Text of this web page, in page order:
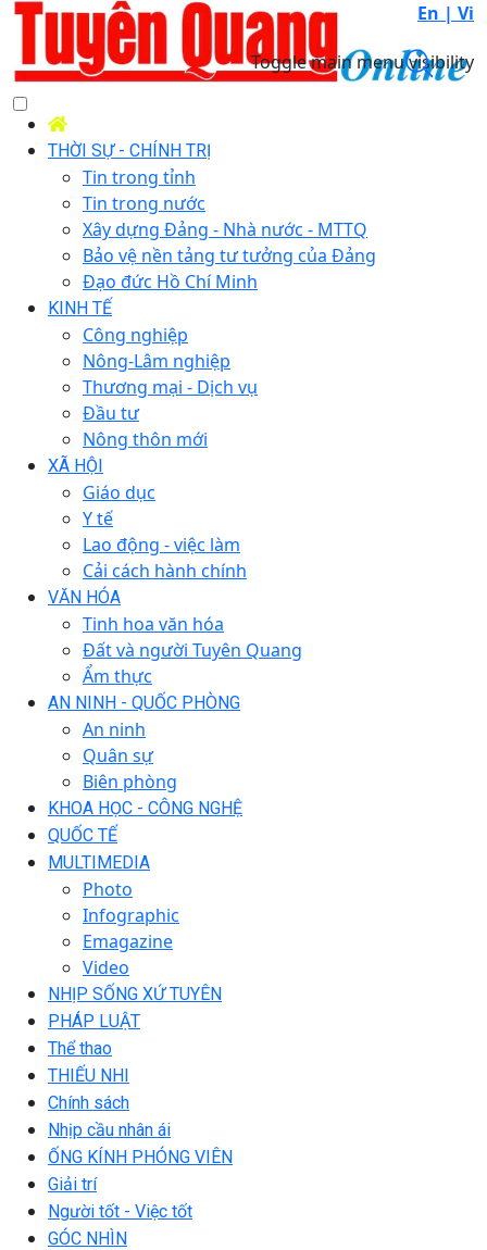
En | Vi
Toggle main menu visibility
THỜI SỰ - CHÍNH TRỊ
Tin trong tỉnh
Tin trong nước
Xây dựng Đảng - Nhà nước - MTTQ
Bảo vệ nền tảng tư tưởng của Đảng
Đạo đức Hồ Chí Minh
KINH TẾ
Công nghiệp
Nông-Lâm nghiệp
Thương mại - Dịch vụ
Đầu tư
Nông thôn mới
XÃ HỘI
Giáo dục
Y tế
Lao động - việc làm
Cải cách hành chính
VĂN HÓA
Tinh hoa văn hóa
Đất và người Tuyên Quang
Ẩm thực
AN NINH - QUỐC PHÒNG
An ninh
Quân sự
Biên phòng
KHOA HỌC - CÔNG NGHỆ
QUỐC TẾ
MULTIMEDIA
Photo
Infographic
Emagazine
Video
NHỊP SỐNG XỨ TUYÊN
PHÁP LUẬT
Thể thao
THIẾU NHI
Chính sách
Nhịp cầu nhân ái
ỐNG KÍNH PHÓNG VIÊN
Giải trí
Người tốt - Việc tốt
GÓC NHÌN